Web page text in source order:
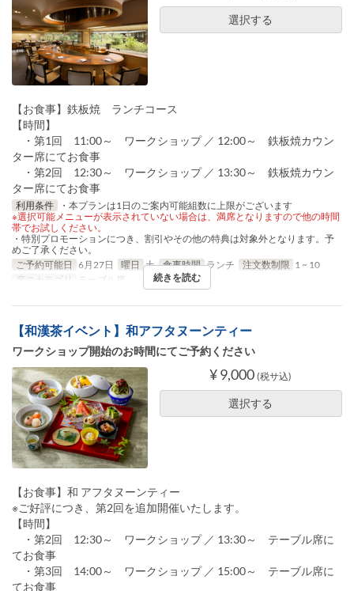
選択する
【お食事】鉄板焼 ランチコース
【時間】
・第1回 11:00～ ワークショップ ／ 12:00～ 鉄板焼カウン
ター席にてお食事
・第2回 12:30～ ワークショップ ／ 13:30～ 鉄板焼カウン
ター席にてお食事
利用条件
・本プランは1日のご案内可能組数に上限がございます
※選択可能メニューが表示されていない場合は、満席となりますので他の時間
帯でお試しください。
・特別プロモーションにつき、割引やその他の特典は対象外となります。予
めご了承ください。
ご予約可能日 6月27日 曜日 土 食事時間 ランチ 注文数制限 1 ~ 10
席のカテゴリ
テーブル席 続きを読む
【和漢茶イベント】和アフタヌーンティー
ワークショップ開始のお時間にてご予約ください
¥ 9,000 (税サ込)
選択する
【お食事】和 アフタヌーンティー
※ご好評につき、第2回を追加開催いたします。
【時間】
・第2回 12:30～ ワークショップ ／ 13:30～ テーブル席に
てお食事
・第3回 14:00～ ワークショップ ／ 15:00～ テーブル席に
てお食事